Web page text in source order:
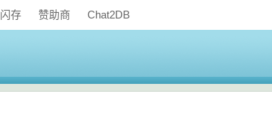
闪存 赞助商 Chat2DB